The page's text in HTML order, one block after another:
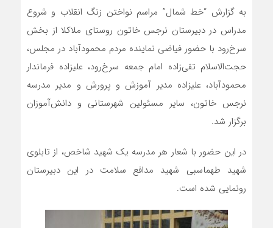
به گزارش “خط شمال” مراسم نواختن زنگ انقلاب و شروع
مدراس در دبیرستان نرجس خاتون روستای ملاکلا از بخش
سرخ‌رود با حضور فیاضی نماینده مردم محمودآباد در مجلس،
حجت‌الاسلام تقی‌زاده امام جمعه سرخ‌رود، علیزاده فرماندار
محمودآباد، علیزاده مدیر آموزش و پرورش و مدیر مدرسه
نرجس خاتون، سایر مسئولین شهرستانی و دانش‌آموزان
برگزار شد.
در این حضور با شعار هر مدرسه یک شهید شاخص، از تابلوی
شهید طهماسبی شهید مدافع سلامت در این دبیرستان
رونمایی شده است.